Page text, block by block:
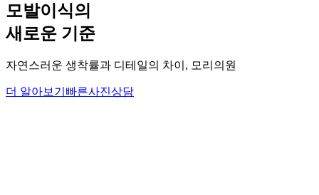
No 스테로이드
스테로이드를 사용하지 않는 면역영양치료
더 알아보기 빠른사진상담